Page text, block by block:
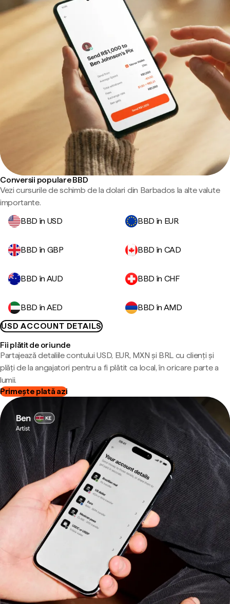
Conversii populare BBD
Vezi cursurile de schimb de la dolari din Barbados la alte valute
importante.
BBD în USD
BBD în EUR
BBD în GBP BBD în CAD
BBD în AUD BBD în CHF
BBD în AED
BBD în AMD
USD ACCOUNT DETAILS
Fii plătit de oriunde
Partajează detaliile contului USD, EUR, MXN și BRL cu clienți și
plăți de la angajatori pentru a fi plătit ca local, în oricare parte a
lumii.
Primește plată azi